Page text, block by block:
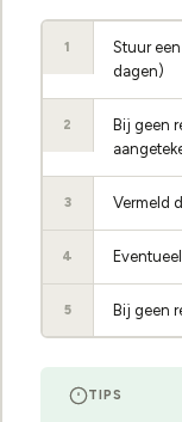
1
Stuur
dagen)
2
Bij geen
3 Vermeld
4
5 Bij geen
TIPS